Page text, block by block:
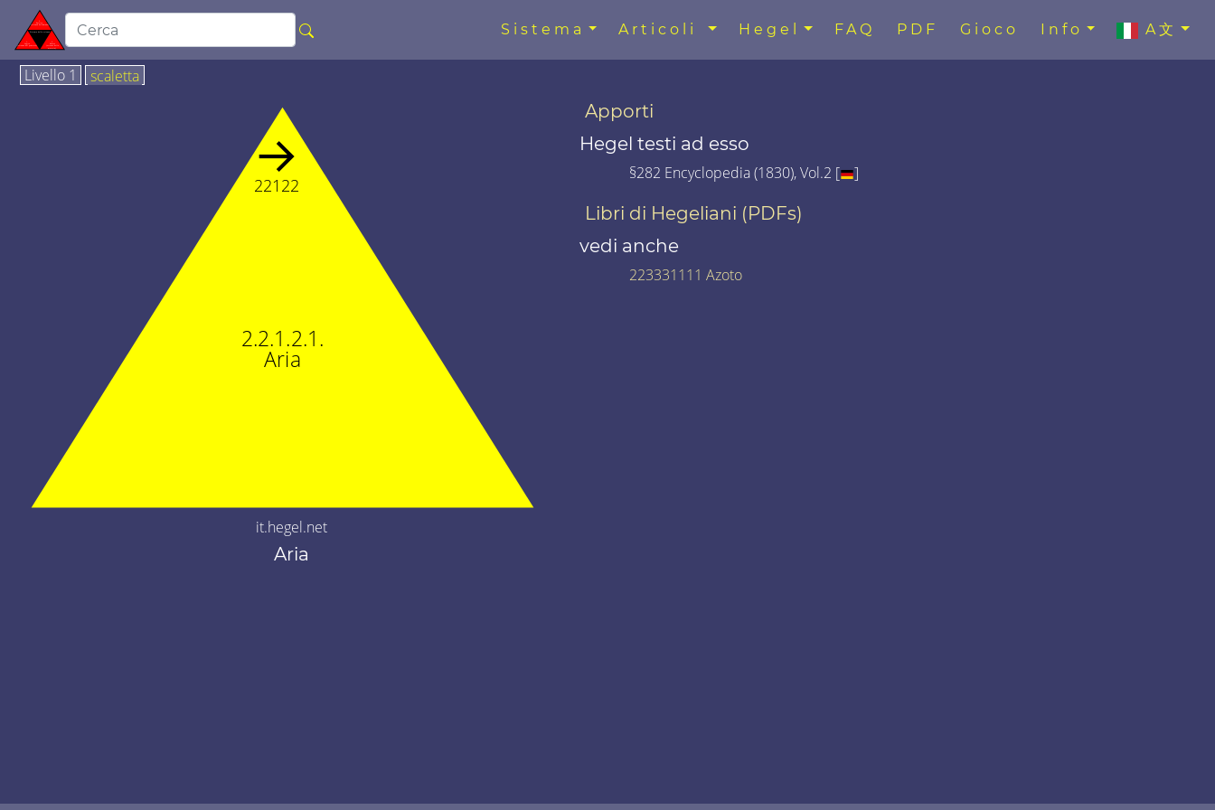
Sistema Articoli Hegel FAQ PDF Gioco Info A文
Livello 1 scaletta
2.2.1.2.1.
Aria
→
22122
it.hegel.net
Aria
Apporti
Hegel testi ad esso
§282 Encyclopedia (1830), Vol.2 [ ]
Libri di Hegeliani (PDFs)
vedi anche
223331111 Azoto